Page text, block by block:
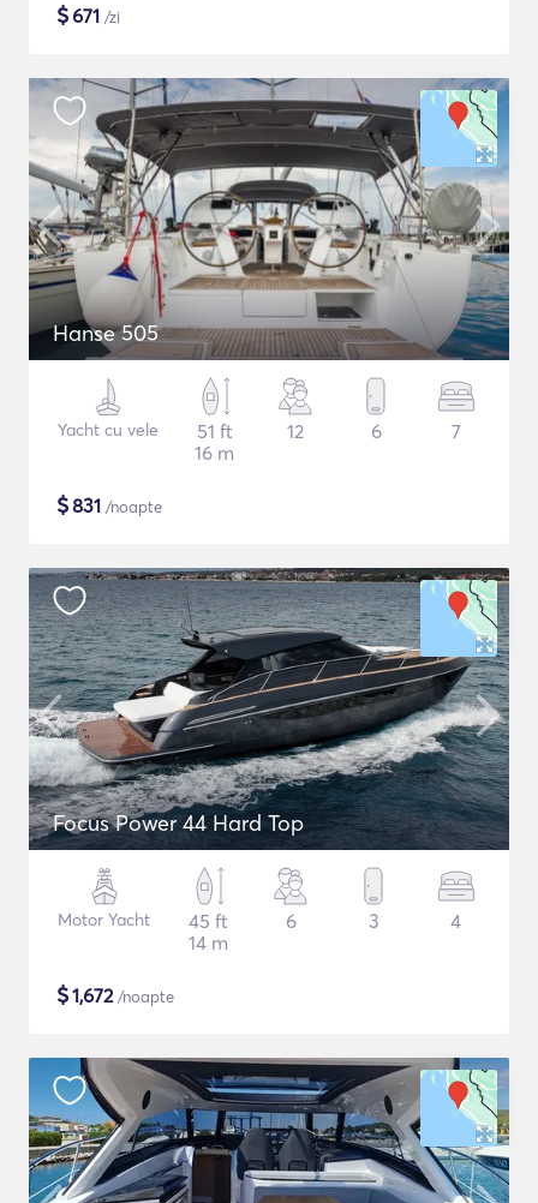
$671 /zi
Hanse 505
Yacht cu vele
51 ft
16 m
12 6 7
$831 /noapte
Focus Power 44 Hard Top
Motor Yacht
45 ft
14 m
6 3 4
$1,672/noapte